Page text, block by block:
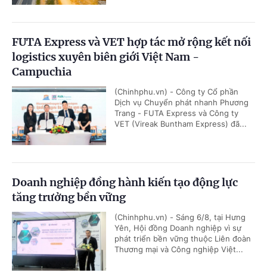
FUTA Express và VET hợp tác mở rộng kết nối
logistics xuyên biên giới Việt Nam -
Campuchia
(Chinhphu.vn) - Công ty Cổ phần
Dịch vụ Chuyển phát nhanh Phương
Trang - FUTA Express và Công ty
VET (Vireak Buntham Express) đã...
Doanh nghiệp đồng hành kiến tạo động lực
tăng trưởng bền vững
(Chinhphu.vn) - Sáng 6/8, tại Hưng
Yên, Hội đồng Doanh nghiệp vì sự
phát triển bền vững thuộc Liên đoàn
Thương mại và Công nghiệp Việt...